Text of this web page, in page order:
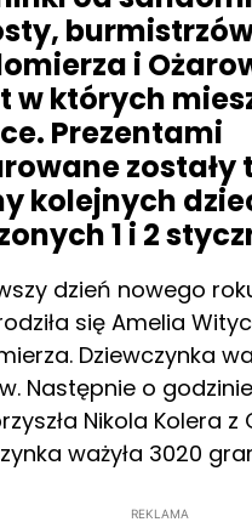
i
w których
Prezentami
zostały
kolejnych
1 i 2
dzień nowego
się Amelia
Dziewczynka
Następnie o godzinie
Nikola Kolera z
ważyła 3020
REKLAMA